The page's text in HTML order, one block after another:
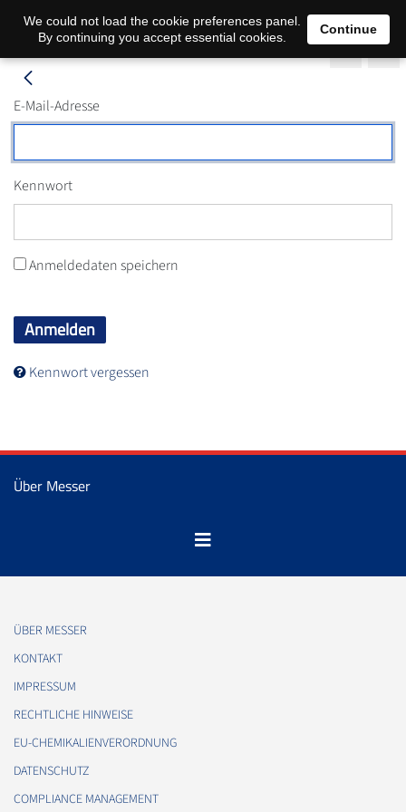
E-Mail-Adresse
Kennwort
Anmeldedaten speichern
Anmelden
Kennwort vergessen
Über Messer
ÜBER MESSER
KONTAKT
IMPRESSUM
RECHTLICHE HINWEISE
EU-CHEMIKALIENVERORDNUNG
DATENSCHUTZ
COMPLIANCE MANAGEMENT
We could not load the cookie preferences panel.
By continuing you accept essential cookies.
Continue